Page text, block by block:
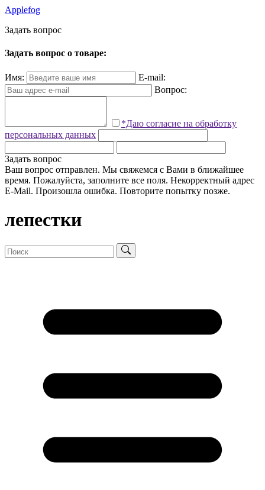
Applefog
Задать вопрос
Задать вопрос о товаре:
Имя:
E-mail:
Вопрос:
*Даю согласие на обработку
персональных данных
Задать вопрос
Ваш вопрос отправлен. Мы свяжемся с Вами в ближайшее
время. Пожалуйста, заполните все поля. Некорректный адрес
E-Mail. Произошла ошибка. Повторите попытку позже.
лепестки